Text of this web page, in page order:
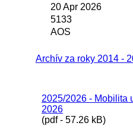
20 Apr 2026
5133
AOS
Archív za roky 2014 -
2025/2026 - Mobilita
2026
(pdf - 57.26 kB)